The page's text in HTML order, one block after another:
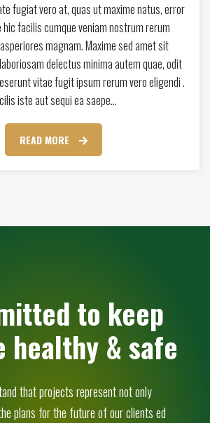
fugiat vero at, quas ut maxime natus, error
hic facilis cumque veniam nostrum rerum
magnam. Maxime sed amet sit
delectus minima autem quae, odit
vitae fugit ipsum rerum vero eligendi .
iste aut sequi ea saepe…
READ MORE
to keep
healthy & safe
that projects represent not only
plans for the future of our clients ed